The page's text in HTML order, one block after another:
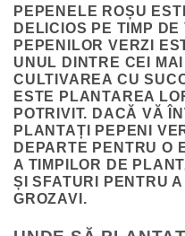
PEPENELE ROȘU
DELICIOS PE TIMP
PEPENILOR VERZI
UNUL DINTRE CEI
CULTIVAREA CU
ESTE PLANTAREA
POTRIVIT. DACĂ VĂ
PLANTAȚI PEPENI
DEPARTE PENTRU O
A TIMPILOR DE
ȘI SFATURI PENTRU A
GROZAVI.